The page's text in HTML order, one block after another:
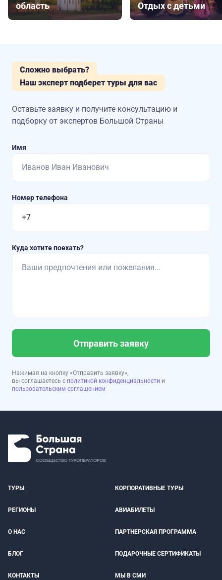
область
Отдых с детьми
Сложно выбрать?
Наш эксперт подберет туры для вас
Оставьте заявку и получите консультацию и
подборку от экспертов Большой Страны
Имя
Номер телефона
Куда хотите поехать?
Отправить заявку
Нажимая на кнопку «Отправить заявку»,
вы соглашаетесь с политикой конфиденциальности и
пользовательским соглашением
ТУРЫ КОРПОРАТИВНЫЕ ТУРЫ
РЕГИОНЫ АВИАБИЛЕТЫ
О НАС ПАРТНЕРСКАЯ ПРОГРАММА
БЛОГ ПОДАРОЧНЫЕ СЕРТИФИКАТЫ
КОНТАКТЫ МЫ В СМИ